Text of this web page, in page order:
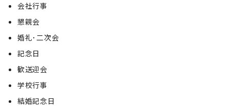
会社行事
懇親会
婚礼･二次会
記念日
歓送迎会
学校行事
結婚記念日